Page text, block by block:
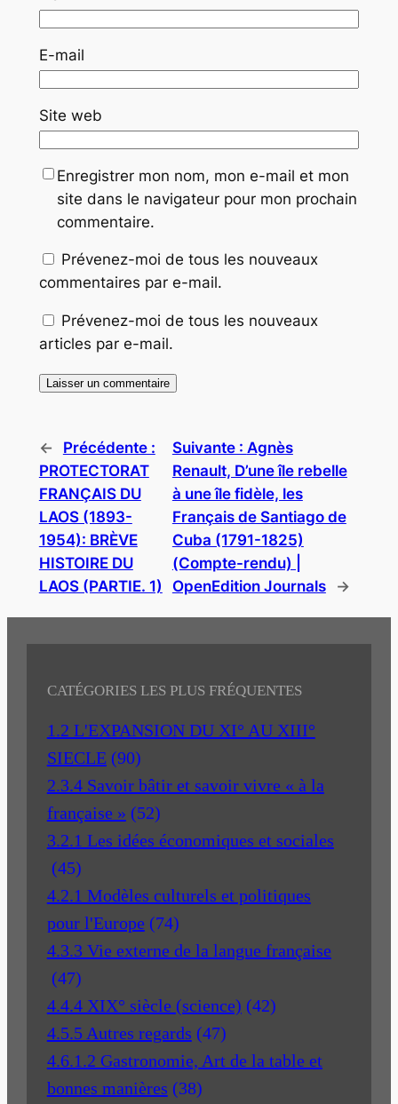
E-mail
Site web
Enregistrer mon nom, mon e-mail et mon
site dans le navigateur pour mon prochain
commentaire.
Prévenez-moi de tous les nouveaux
commentaires par e-mail.
Prévenez-moi de tous les nouveaux
articles par e-mail.
←
Précédente :
PROTECTORAT
FRANÇAIS DU
LAOS (1893-
1954): BRÈVE
HISTOIRE DU
LAOS (PARTIE. 1)
Suivante : Agnès
Renault, D’une île rebelle
à une île fidèle, les
Français de Santiago de
Cuba (1791-1825)
(Compte-rendu) |
OpenEdition Journals
→
CATÉGORIES LES PLUS FRÉQUENTES
1.2 L'EXPANSION DU XI° AU XIII°
SIECLE (90)
2.3.4 Savoir bâtir et savoir vivre « à la
française » (52)
3.2.1 Les idées économiques et sociales
(45)
4.2.1 Modèles culturels et politiques
pour l'Europe (74)
4.3.3 Vie externe de la langue française
(47)
4.4.4 XIX° siècle (science) (42)
4.5.5 Autres regards (47)
4.6.1.2 Gastronomie, Art de la table et
bonnes manières (38)